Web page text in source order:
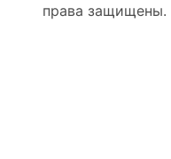
права защищены.